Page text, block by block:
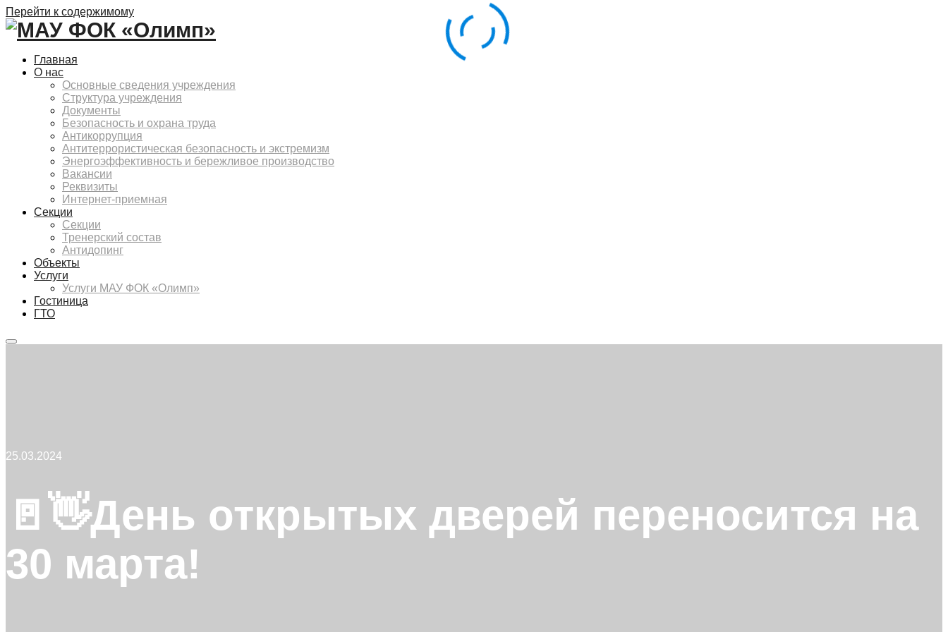
Перейти к содержимому
Главная
О нас
Основные сведения учреждения
Структура учреждения
Документы
Безопасность и охрана труда
Антикоррупция
Антитеррористическая безопасность и экстремизм
Энергоэффективность и бережливое производство
Вакансии
Реквизиты
Интернет-приемная
Секции
Секции
Тренерский состав
Антидопинг
Объекты
Услуги
Услуги МАУ ФОК «Олимп»
Гостиница
ГТО
Главное
25.03.2024
🚪👋День открытых дверей переносится на
30 марта!